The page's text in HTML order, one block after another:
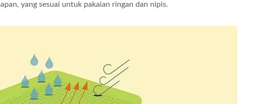
yang sesuai untuk pakaian ringan dan nipis.